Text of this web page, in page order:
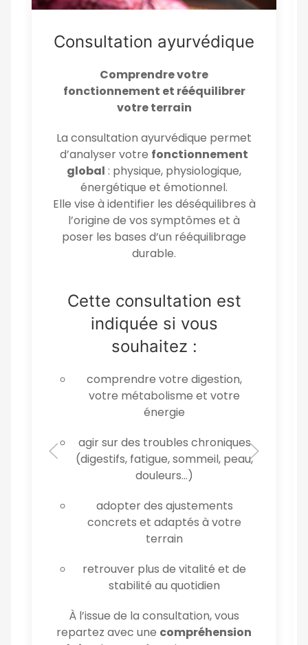
Consultation ayurvédique
Comprendre votre
fonctionnement et rééquilibrer
votre terrain
La consultation ayurvédique permet
d’analyser votre fonctionnement
global : physique, physiologique,
énergétique et émotionnel.
Elle vise à identifier les déséquilibres à
l’origine de vos symptômes et à
poser les bases d’un rééquilibrage
durable.
Cette consultation est
indiquée si vous
souhaitez :
comprendre votre digestion,
votre métabolisme et votre
énergie
agir sur des troubles chroniques
(digestifs, fatigue, sommeil, peau,
douleurs…)
adopter des ajustements
concrets et adaptés à votre
terrain
retrouver plus de vitalité et de
stabilité au quotidien
À l’issue de la consultation, vous
repartez avec une compréhension